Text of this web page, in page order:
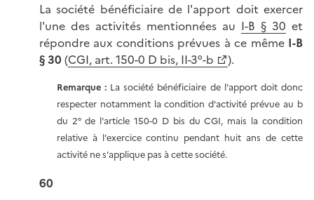
La société bénéficiaire de l'apport doit exercer
l'une des activités mentionnées au I-B § 30 et
répondre aux conditions prévues à ce même I-B
§ 30 (CGI, art. 150-0 D bis, II-3°-b ).
Remarque :La société bénéficiaire de l'apport doit donc
respecter notamment la condition d'activité prévue au b
du 2° de l'article 150-0 D bis du CGI, mais la condition
relative à l'exercice continu pendant huit ans de cette
activité ne s'applique pas à cette société.
60